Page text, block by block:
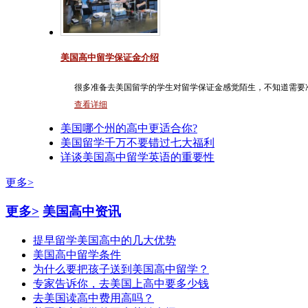
美国高中留学保证金介绍
很多准备去美国留学的学生对留学保证金感觉陌生，不知道需要
查看详细
美国哪个州的高中更适合你?
美国留学千万不要错过七大福利
详谈美国高中留学英语的重要性
更多>
更多> 美国高中资讯
提早留学美国高中的几大优势
美国高中留学条件
为什么要把孩子送到美国高中留学？
专家告诉你，去美国上高中要多少钱
去美国读高中费用高吗？